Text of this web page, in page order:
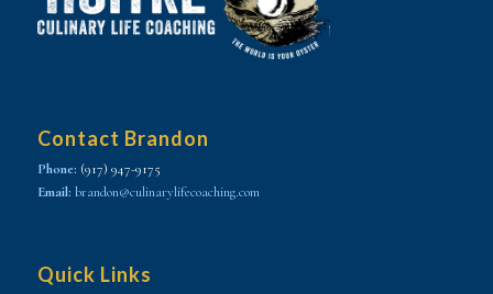
Contact Brandon
Phone: (917) 947-9175
Email: brandon@culinarylifecoaching.com
Quick Links